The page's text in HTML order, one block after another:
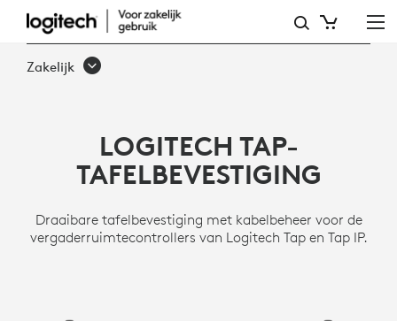
TAP-
TAFELBEVESTIGING
Zakelijk
LOGITECH TAP-
TAFELBEVESTIGING
Draaibare tafelbevestiging met kabelbeheer voor de
vergaderruimtecontrollers van Logitech Tap en Tap IP.